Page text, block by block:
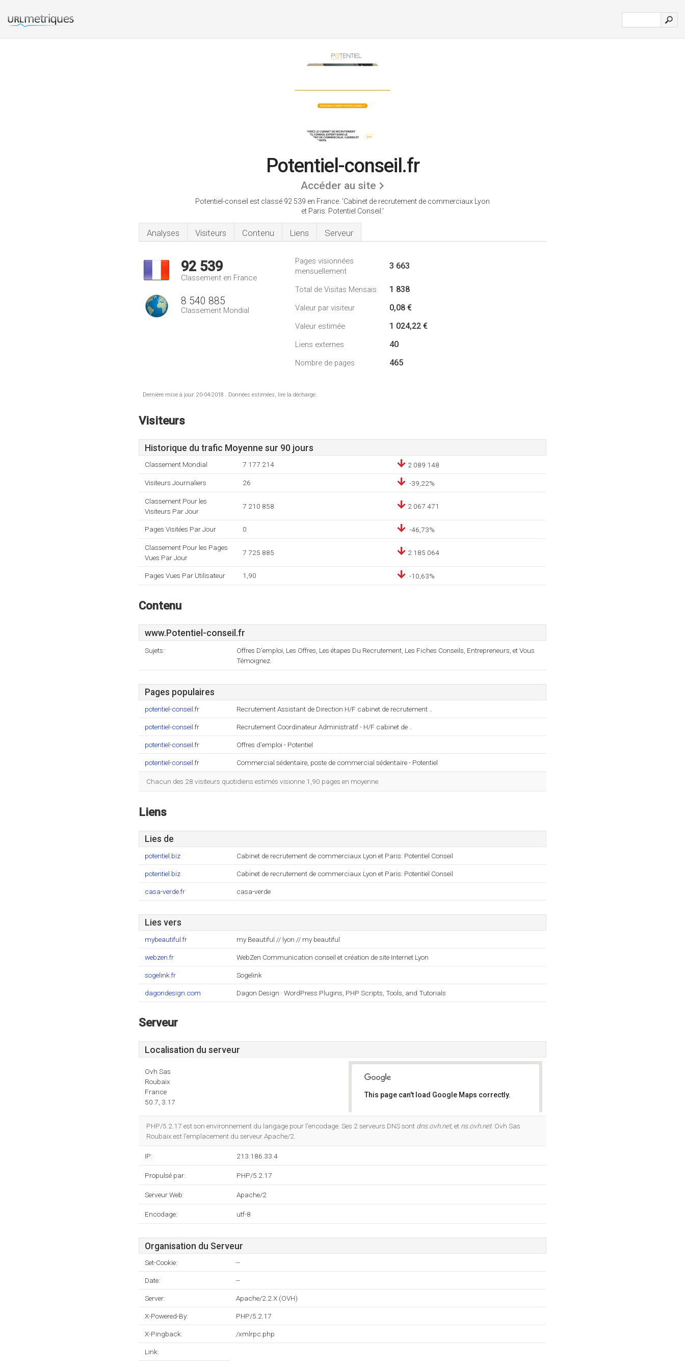
Potentiel-conseil.fr
Accéder au site
Potentiel-conseil est classé 92 539 en France. 'Cabinet de recrutement de commerciaux Lyon
et Paris: Potentiel Conseil.'
Analyses Visiteurs Contenu Liens Serveur
92 539
Classement en France
8 540 885
Classement Mondial
Pages visionnées
mensuellement
3 663
Total de Visitas Mensais 1 838
Valeur par visiteur 0,08 €
Valeur estimée 1 024,22 €
Liens externes 40
Nombre de pages 465
Dernière mise à jour: 20-04-2018 . Données estimées, lire la décharge.
Visiteurs
Historique du trafic Moyenne sur 90 jours
Classement Mondial 7 177 214 2 089 148
Visiteurs Journaliers 26 -39,22%
Classement Pour les
Visiteurs Par Jour
7 210 858 2 067 471
Pages Visitées Par Jour 0 -46,73%
Classement Pour les Pages
Vues Par Jour
7 725 885 2 185 064
Pages Vues Par Utilisateur 1,90 -10,63%
Contenu
www.Potentiel-conseil.fr
Sujets:
Offres D’emploi, Les Offres, Les étapes Du Recrutement, Les Fiches Conseils, Entrepreneurs, et Vous
Témoignez.
Pages populaires
potentiel-conseil.fr Recrutement Assistant de Direction H/F cabinet de recrutement ..
potentiel-conseil.fr Recrutement Coordinateur Administratif - H/F cabinet de ..
potentiel-conseil.fr Offres d’emploi - Potentiel
potentiel-conseil.fr Commercial sédentaire, poste de commercial sédentaire - Potentiel
Chacun des 28 visiteurs quotidiens estimés visionne 1,90 pages en moyenne.
Liens
Lies de
potentiel.biz Cabinet de recrutement de commerciaux Lyon et Paris: Potentiel Conseil
potentiel.biz Cabinet de recrutement de commerciaux Lyon et Paris: Potentiel Conseil
casa-verde.fr casa-verde
Lies vers
mybeautiful.fr my Beautiful // lyon // my beautiful
webzen.fr WebZen Communication conseil et création de site Internet Lyon
sogelink.fr Sogelink
dagondesign.com Dagon Design · WordPress Plugins, PHP Scripts, Tools, and Tutorials
Serveur
Localisation du serveur
Ovh Sas
Roubaix
France
50.7, 3.17
This page can't load Google Maps correctly.
PHP/5.2.17 est son environnement du langage pour l'encodage. Ses 2 serveurs DNS sont dns.ovh.net, et ns.ovh.net. Ovh Sas
Roubaix est l'emplacement du serveur Apache/2.
IP: 213.186.33.4
Propulsé par: PHP/5.2.17
Serveur Web: Apache/2
Encodage: utf-8
Organisation du Serveur
Set-Cookie: --
Date: --
Server: Apache/2.2.X (OVH)
X-Powered-By: PHP/5.2.17
X-Pingback: /xmlrpc.php
Link: